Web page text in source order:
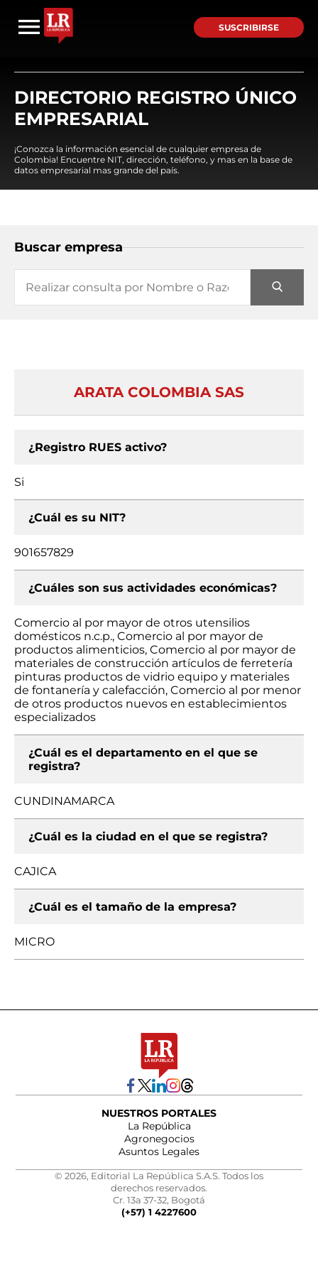
SUSCRIBIRSE
DIRECTORIO REGISTRO ÚNICO
EMPRESARIAL
¡Conozca la información esencial de cualquier empresa de
Colombia! Encuentre NIT, dirección, teléfono, y mas en la base de
datos empresarial mas grande del país.
Buscar empresa
ARATA COLOMBIA SAS
¿Registro RUES activo?
Si
¿Cuál es su NIT?
901657829
¿Cuáles son sus actividades económicas?
Comercio al por mayor de otros utensilios
domésticos n.c.p., Comercio al por mayor de
productos alimenticios, Comercio al por mayor de
materiales de construcción artículos de ferretería
pinturas productos de vidrio equipo y materiales
de fontanería y calefacción, Comercio al por menor
de otros productos nuevos en establecimientos
especializados
¿Cuál es el departamento en el que se
registra?
CUNDINAMARCA
¿Cuál es la ciudad en el que se registra?
CAJICA
¿Cuál es el tamaño de la empresa?
MICRO
NUESTROS PORTALES
La República
Agronegocios
Asuntos Legales
© 2026, Editorial La República S.A.S. Todos los
derechos reservados.
Cr. 13a 37-32, Bogotá
(+57) 1 4227600